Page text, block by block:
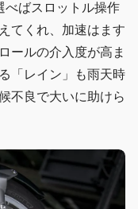
べばスロットル操作
てくれ、加速はます
ールの介入度が高ま
「レイン」も雨天時
不良で大いに助けら